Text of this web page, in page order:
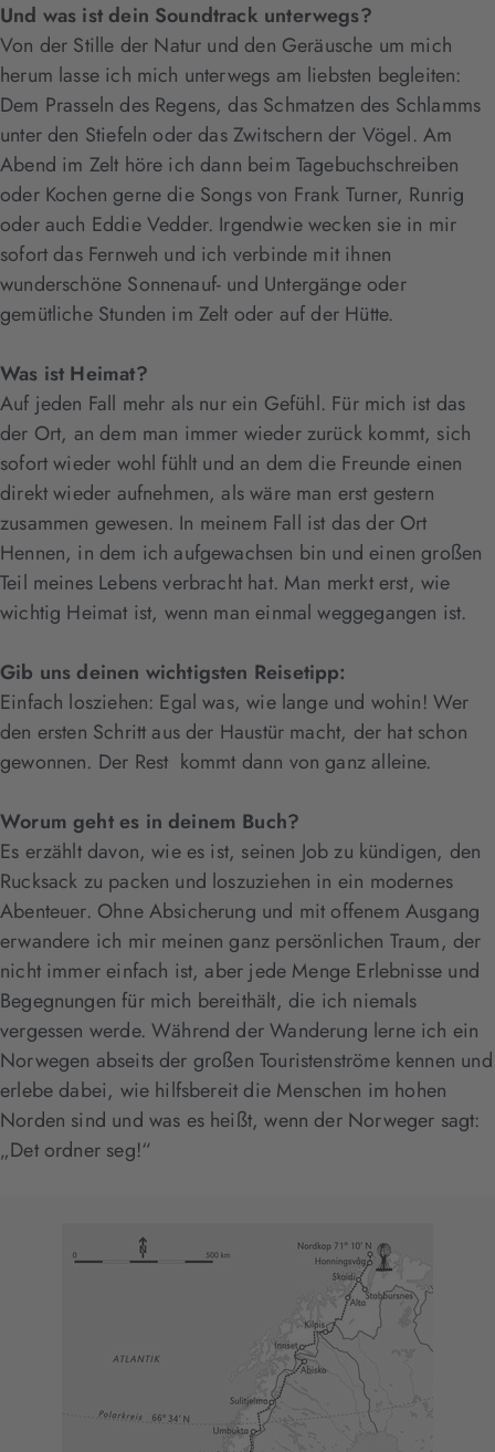
Und was ist dein Soundtrack unterwegs?
Von der Stille der Natur und den Geräusche um mich
herum lasse ich mich unterwegs am liebsten begleiten:
Dem Prasseln des Regens, das Schmatzen des Schlamms
unter den Stiefeln oder das Zwitschern der Vögel. Am
Abend im Zelt höre ich dann beim Tagebuchschreiben
oder Kochen gerne die Songs von Frank Turner, Runrig
oder auch Eddie Vedder. Irgendwie wecken sie in mir
sofort das Fernweh und ich verbinde mit ihnen
wunderschöne Sonnenauf- und Untergänge oder
gemütliche Stunden im Zelt oder auf der Hütte.
Was ist Heimat?
Auf jeden Fall mehr als nur ein Gefühl. Für mich ist das
der Ort, an dem man immer wieder zurück kommt, sich
sofort wieder wohl fühlt und an dem die Freunde einen
direkt wieder aufnehmen, als wäre man erst gestern
zusammen gewesen. In meinem Fall ist das der Ort
Hennen, in dem ich aufgewachsen bin und einen großen
Teil meines Lebens verbracht hat. Man merkt erst, wie
wichtig Heimat ist, wenn man einmal weggegangen ist.
Gib uns deinen wichtigsten Reisetipp:
Einfach losziehen: Egal was, wie lange und wohin! Wer
den ersten Schritt aus der Haustür macht, der hat schon
gewonnen. Der Rest kommt dann von ganz alleine.
Worum geht es in deinem Buch?
Es erzählt davon, wie es ist, seinen Job zu kündigen, den
Rucksack zu packen und loszuziehen in ein modernes
Abenteuer. Ohne Absicherung und mit offenem Ausgang
erwandere ich mir meinen ganz persönlichen Traum, der
nicht immer einfach ist, aber jede Menge Erlebnisse und
Begegnungen für mich bereithält, die ich niemals
vergessen werde. Während der Wanderung lerne ich ein
Norwegen abseits der großen Touristenströme kennen und
erlebe dabei, wie hilfsbereit die Menschen im hohen
Norden sind und was es heißt, wenn der Norweger sagt:
„Det ordner seg!“